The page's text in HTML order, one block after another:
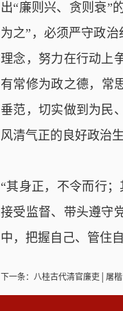
出“廉则兴、贪则衰”
为之”，必须严守政
理念，努力在行动上
有常修为政之德，常
垂范，切实做到为民
风清气正的良好政治
“其身正，不令而行
接受监督、带头遵守
中，把握自己、管住
下一条： 八桂古代清官廉吏│屠